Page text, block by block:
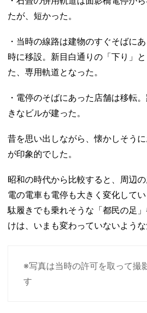
たが、短かった。
・当時の線路は建物のすぐそばに
時に移設。新目白通りの「下り」
た、専用軌道となった。
・電停のそばにあった店舗は移転
きなビルが建った。
昔を思い出しながら、懐かしそう
が印象的でした。
昭和の時代から比較すると、周辺
電の電車も電停も大きく変化して
駄履きでも乗れそうな「都民の足
けは、いまも変わっていないような
※写真は当時の許可を取って撮
す